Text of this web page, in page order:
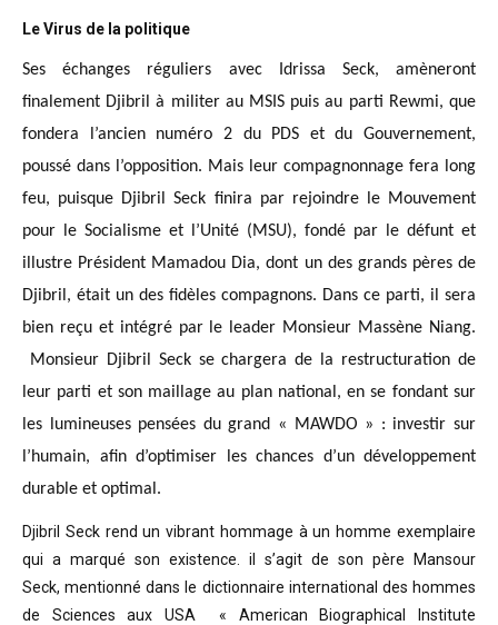
Le Virus de la politique
Ses échanges réguliers avec Idrissa Seck, amèneront
finalement Djibril à militer au MSIS puis au parti Rewmi, que
fondera l’ancien numéro 2 du PDS et du Gouvernement,
poussé dans l’opposition. Mais leur compagnonnage fera long
feu, puisque Djibril Seck finira par rejoindre le Mouvement
pour le Socialisme et l’Unité (MSU), fondé par le défunt et
illustre Président Mamadou Dia, dont un des grands pères de
Djibril, était un des fidèles compagnons. Dans ce parti, il sera
bien reçu et intégré par le leader Monsieur Massène Niang.
Monsieur Djibril Seck se chargera de la restructuration de
leur parti et son maillage au plan national, en se fondant sur
les lumineuses pensées du grand « MAWDO » : investir sur
l’humain, afin d’optimiser les chances d’un développement
durable et optimal.
Djibril Seck rend un vibrant hommage à un homme exemplaire
qui a marqué son existence. il s’agit de son père Mansour
Seck,mentionné dans le dictionnaire international des hommes
de Sciences aux USA « American Biographical Institute